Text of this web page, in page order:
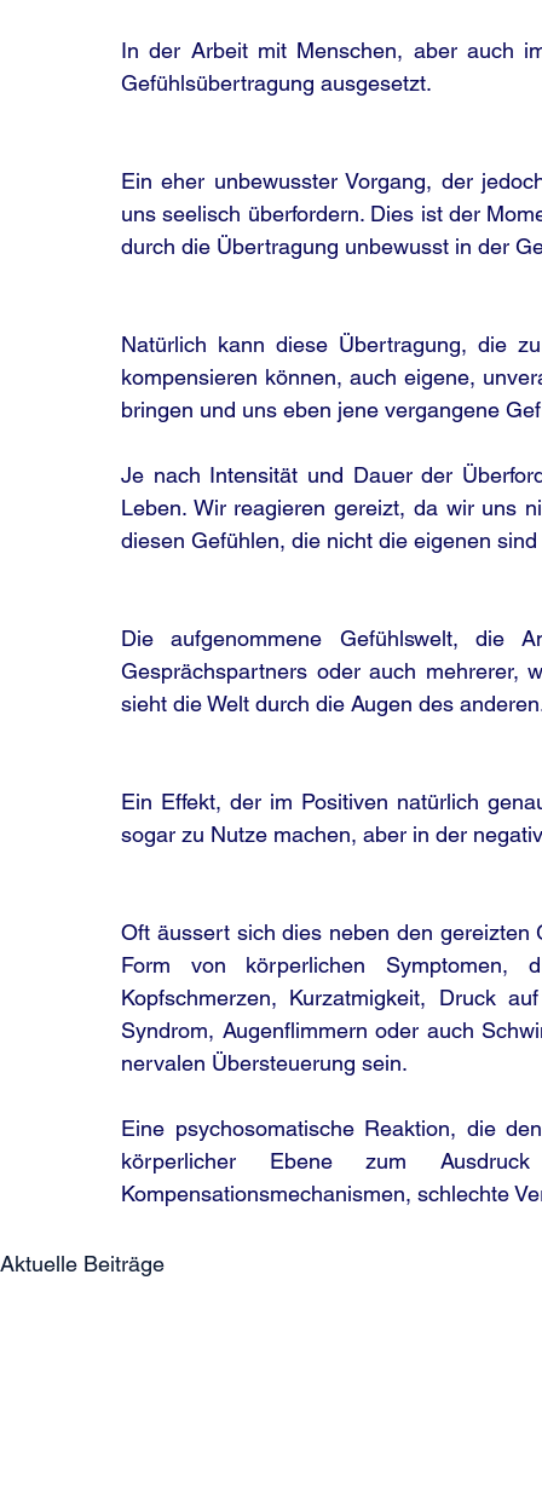
In der Arbeit mit Menschen, aber auch
Gefühlsübertragung ausgesetzt.
Ein eher unbewusster Vorgang, der
uns seelisch überfordern. Dies ist der
durch die Übertragung unbewusst in der
Natürlich kann diese Übertragung, die
kompensieren können, auch eigene,
bringen und uns eben jene vergangene
Je nach Intensität und Dauer der
Leben. Wir reagieren gereizt, da wir uns
diesen Gefühlen, die nicht die eigenen
Die aufgenommene Gefühlswelt, die
Gesprächspartners oder auch mehrerer,
sieht die Welt durch die Augen des
Ein Effekt, der im Positiven natürlich
sogar zu Nutze machen, aber in der
Oft äussert sich dies neben den
Form von körperlichen Symptomen,
Kopfschmerzen, Kurzatmigkeit, Druck
Syndrom, Augenflimmern oder auch
nervalen Übersteuerung sein.
Eine psychosomatische Reaktion, die
körperlicher Ebene zum
Kompensationsmechanismen, schlechte
Aktuelle Beiträge